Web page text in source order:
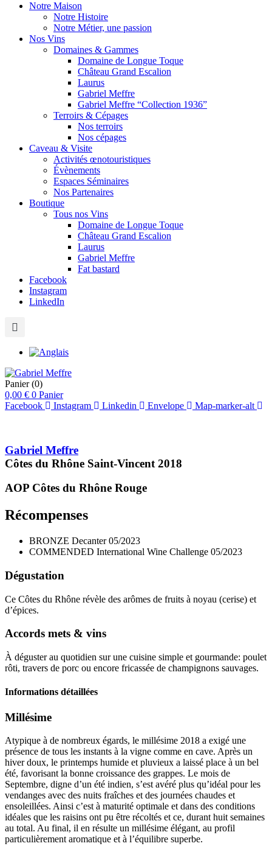
Notre Maison
Notre Histoire
Notre Métier, une passion
Nos Vins
Domaines & Gammes
Domaine de Longue Toque
Château Grand Escalion
Laurus
Gabriel Meffre
Gabriel Meffre “Collection 1936”
Terroirs & Cépages
Nos terroirs
Nos cépages
Caveau & Visite
Activités œnotouristiques
Évènements
Espaces Séminaires
Nos Partenaires
Boutique
Tous nos Vins
Domaine de Longue Toque
Château Grand Escalion
Laurus
Gabriel Meffre
Fat bastard
Facebook
Instagram
LinkedIn
Panier (0)
0,00 € 0 Panier
Facebook
Instagram Linkedin Envelope Map-marker-alt
Gabriel Meffre
Côtes du Rhône Saint-Vincent 2018
AOP Côtes du Rhône Rouge
Récompenses
BRONZE Decanter 05/2023
COMMENDED International Wine Challenge 05/2023
Dégustation
Ce Côtes du Rhône révèle des arômes de fruits à noyau (cerise) et
d’épices.
Accords mets & vins
À déguster au quotidien sur une cuisine simple et gourmande: poulet
rôti, travers de porc ou encore fricassée de champignons sauvages.
Informations détaillées
Millésime
Atypique à de nombreux égards, le millésime 2018 a exigé une
présence de tous les instants à la vigne comme en cave. Après un
hiver doux, le printemps humide et pluvieux a laissé place à un bel
été, favorisant la bonne croissance des grappes. Le mois de
Septembre, digne d’un été indien, s’est avéré plus qu’idéal pour les
vendanges avec des nuits fraîches et des journées chaudes et
ensoleillées. Ainsi c’est à maturité optimale et dans des conditions
idéales que les raisins ont pu être récoltés et ce, durant huit semaines
au total. Au final, il en résulte un millésime élégant, au profil
particulièrement aromatique et à l’équilibre superbe.